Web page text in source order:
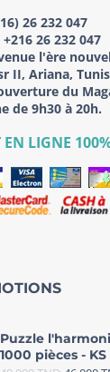
26 232 047
+216 26 232 047
l'ère
II, Ariana,
du
de 9h30 à 20h.
LIGNE
Puzzle
1000 pièces -